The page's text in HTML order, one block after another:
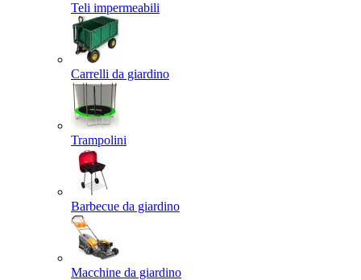
Teli impermeabili
Carrelli da giardino
Trampolini
Barbecue da giardino
Macchine da giardino